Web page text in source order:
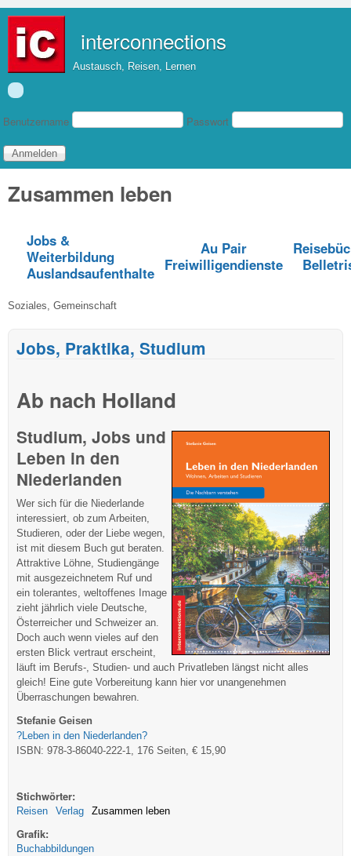
interconnections
Austausch, Reisen, Lernen
Benutzeranmeldung
Benutzername Passwort
Zusammen leben
Jobs &
Weiterbildung
Auslandsaufenthalte
Au Pair
Freiwilligendienste
Soziales, Gemeinschaft
Jobs, Praktika, Studium
Ab nach Holland
Studium, Jobs und
Leben in den
Niederlanden
Wer sich für die Niederlande
interessiert, ob zum Arbeiten,
Studieren, oder der Liebe wegen,
ist mit diesem Buch gut beraten.
Attraktive Löhne, Studiengänge
mit ausgezeichnetem Ruf und
ein tolerantes, weltoffenes Image
zieht jährlich viele Deutsche,
Österreicher und Schweizer an.
Doch auch wenn vieles auf den
ersten Blick vertraut erscheint,
läuft im Berufs-, Studien- und auch Privatleben längst nicht alles
gleich! Eine gute Vorbereitung kann hier vor unangenehmen
Überraschungen bewahren.
Stefanie Geisen
?Leben in den Niederlanden?
ISBN: 978-3-86040-222-1, 176 Seiten, € 15,90
Stichwörter:
Reisen Verlag Zusammen leben
Grafik:
Buchabbildungen